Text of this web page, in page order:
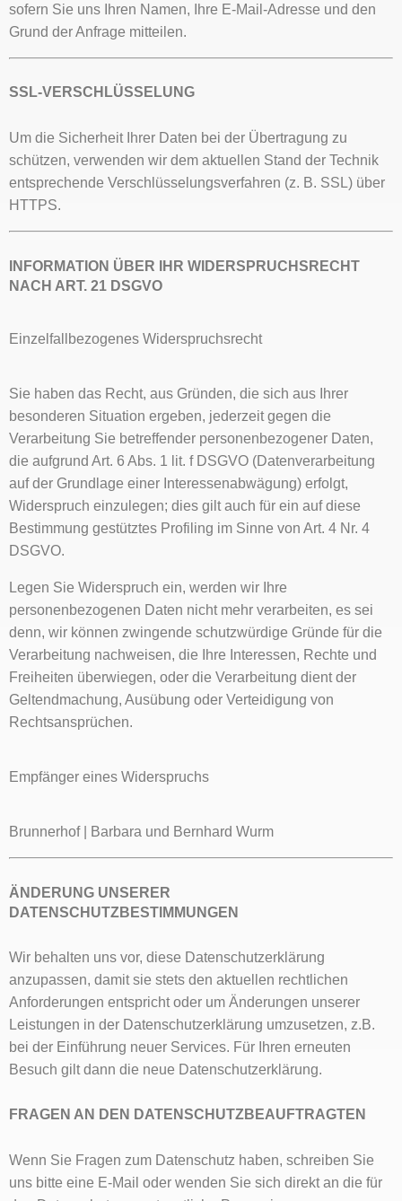
sofern Sie uns Ihren Namen, Ihre E-Mail-Adresse und den
Grund der Anfrage mitteilen.
SSL-VERSCHLÜSSELUNG
Um die Sicherheit Ihrer Daten bei der Übertragung zu
schützen, verwenden wir dem aktuellen Stand der Technik
entsprechende Verschlüsselungsverfahren (z. B. SSL) über
HTTPS.
INFORMATION ÜBER IHR WIDERSPRUCHSRECHT
NACH ART. 21 DSGVO
Einzelfallbezogenes Widerspruchsrecht
Sie haben das Recht, aus Gründen, die sich aus Ihrer
besonderen Situation ergeben, jederzeit gegen die
Verarbeitung Sie betreffender personenbezogener Daten,
die aufgrund Art. 6 Abs. 1 lit. f DSGVO (Datenverarbeitung
auf der Grundlage einer Interessenabwägung) erfolgt,
Widerspruch einzulegen; dies gilt auch für ein auf diese
Bestimmung gestütztes Profiling im Sinne von Art. 4 Nr. 4
DSGVO.
Legen Sie Widerspruch ein, werden wir Ihre
personenbezogenen Daten nicht mehr verarbeiten, es sei
denn, wir können zwingende schutzwürdige Gründe für die
Verarbeitung nachweisen, die Ihre Interessen, Rechte und
Freiheiten überwiegen, oder die Verarbeitung dient der
Geltendmachung, Ausübung oder Verteidigung von
Rechtsansprüchen.
Empfänger eines Widerspruchs
Brunnerhof | Barbara und Bernhard Wurm
ÄNDERUNG UNSERER
DATENSCHUTZBESTIMMUNGEN
Wir behalten uns vor, diese Datenschutzerklärung
anzupassen, damit sie stets den aktuellen rechtlichen
Anforderungen entspricht oder um Änderungen unserer
Leistungen in der Datenschutzerklärung umzusetzen, z.B.
bei der Einführung neuer Services. Für Ihren erneuten
Besuch gilt dann die neue Datenschutzerklärung.
FRAGEN AN DEN DATENSCHUTZBEAUFTRAGTEN
Wenn Sie Fragen zum Datenschutz haben, schreiben Sie
uns bitte eine E-Mail oder wenden Sie sich direkt an die für